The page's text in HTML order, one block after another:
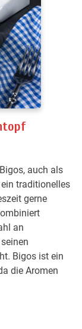
auch als
traditionelles
gerne
an
Bigos ist ein
die Aromen